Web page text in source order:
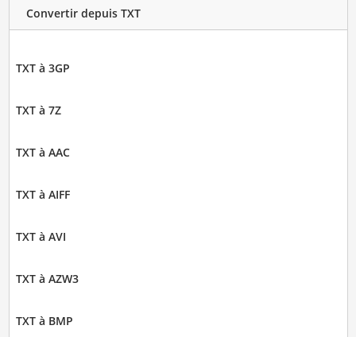
Convertir depuis TXT
TXT à 3GP
TXT à 7Z
TXT à AAC
TXT à AIFF
TXT à AVI
TXT à AZW3
TXT à BMP